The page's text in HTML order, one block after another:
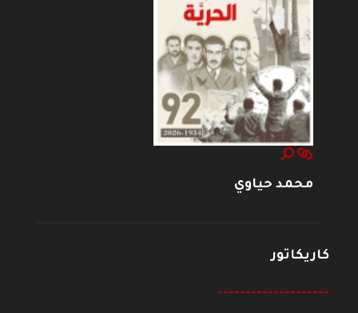
محمد حياوي
كاريكاتور
--------------------